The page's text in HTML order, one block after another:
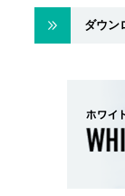
ダウン